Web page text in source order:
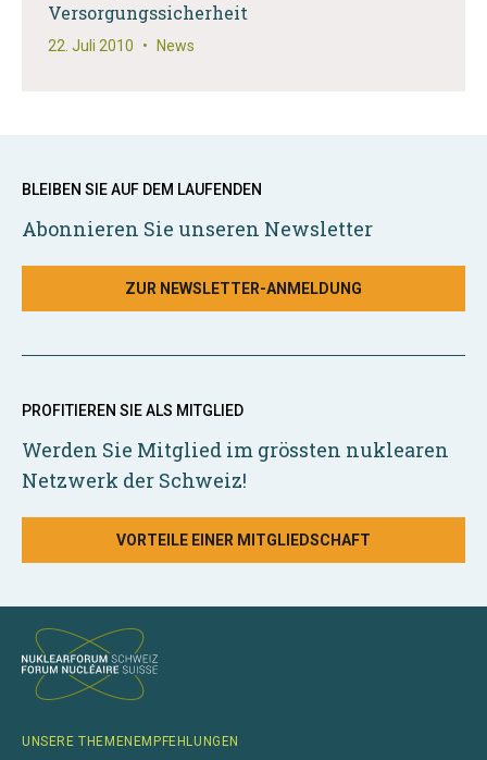
Versorgungssicherheit
22. Juli 2010 • News
BLEIBEN SIE AUF DEM LAUFENDEN
Abonnieren Sie unseren Newsletter
ZUR NEWSLETTER-ANMELDUNG
PROFITIEREN SIE ALS MITGLIED
Werden Sie Mitglied im grössten nuklearen
Netzwerk der Schweiz!
VORTEILE EINER MITGLIEDSCHAFT
UNSERE THEMENEMPFEHLUNGEN